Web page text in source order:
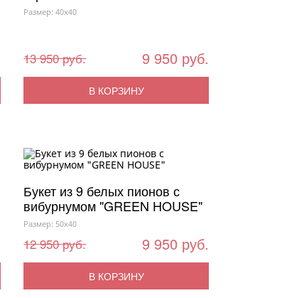
Размер: 40x40
13 950 руб. 9 950 руб.
В КОРЗИНУ
Букет из 9 белых пионов с
вибурнумом "GREEN HOUSE"
Размер: 50x40
12 950 руб. 9 950 руб.
В КОРЗИНУ